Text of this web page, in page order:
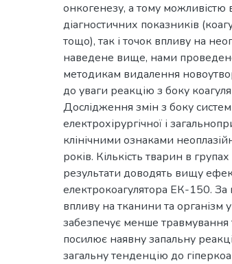
онкогенезу, а тому можливістю
діагностичних показників
тощо), так і точок впливу на
наведене вище, нами
методикам видалення
до уваги реакцію з боку
Дослідження змін з боку
електрохірургічної і
клінічними ознаками
років. Кількість тварин в
результати доводять вищу
електрокоагулятора ЕК-150. За
впливу на тканини та
забезпечує менше травмування
посилює наявну запальну
загальну тенденцію до